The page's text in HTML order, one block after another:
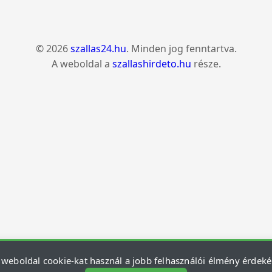
© 2026szallas24.hu. Minden jog fenntartva.
A weboldal a szallashirdeto.hu része.
weboldal cookie-kat használ a jobb felhasználói élmény